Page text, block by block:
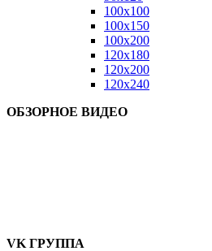
100x100
100x150
100x200
120x180
120x200
120x240
ОБЗОРНОЕ ВИДЕО
VK ГРУППА